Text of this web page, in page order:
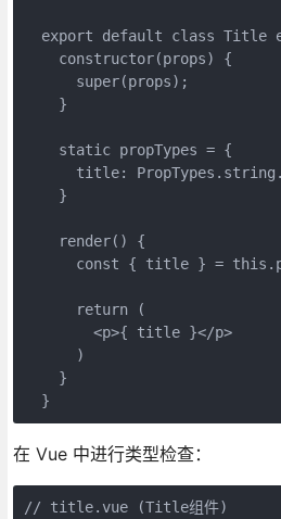
export default class Title
    constructor(props) {
      super(props);
    }
    static propTypes = {
title:
    }
    render() {
const { title } =
      return (
        <p>{ title }</p>
      )
    }
在 Vue 中进行类型检查：
// title.vue (Title组件)